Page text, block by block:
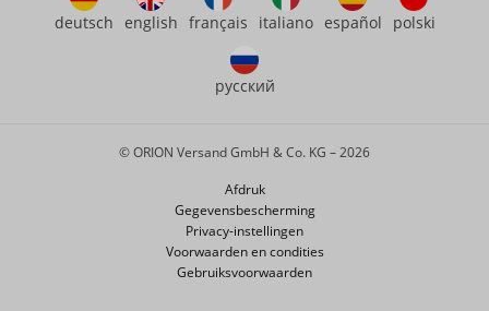
deutsch english français italiano español polski
русский
Afdruk
Gegevensbescherming
Privacy-instellingen
Voorwaarden en condities
Gebruiksvoorwaarden
© ORION Versand GmbH & Co. KG – 2026